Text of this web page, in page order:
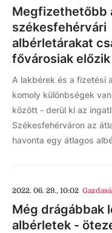
Megfizethetőbb
székesfehérvári
albérletárakat
fővárosiak
A lakbérek és a fizetési
komoly különbségek
között - derül ki az
Székesfehérváron az
havonta egy átlagos
2022. 06. 29., 10:02
Még drágábbak
albérletek -